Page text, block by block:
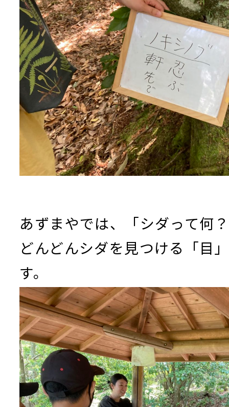
あずまやでは、「シダって何
どんどんシダを見つける「目
す。